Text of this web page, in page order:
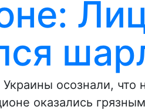
осознали,
оказались